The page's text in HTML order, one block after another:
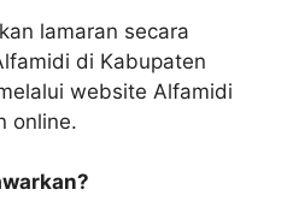
lamaran secara
di Kabupaten
website Alfamidi
online.